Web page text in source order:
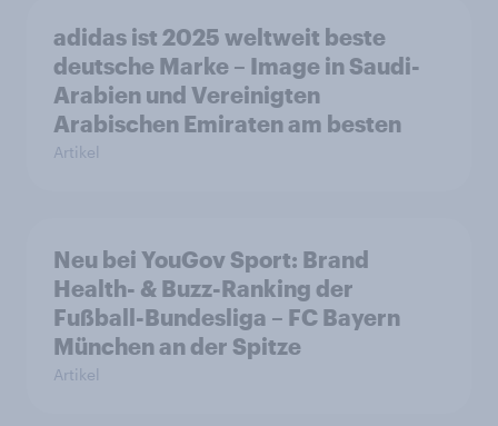
adidas ist 2025 weltweit beste
deutsche Marke – Image in Saudi-
Arabien und Vereinigten
Arabischen Emiraten am besten
Artikel
Neu bei YouGov Sport: Brand
Health- & Buzz-Ranking der
Fußball-Bundesliga – FC Bayern
München an der Spitze
Artikel